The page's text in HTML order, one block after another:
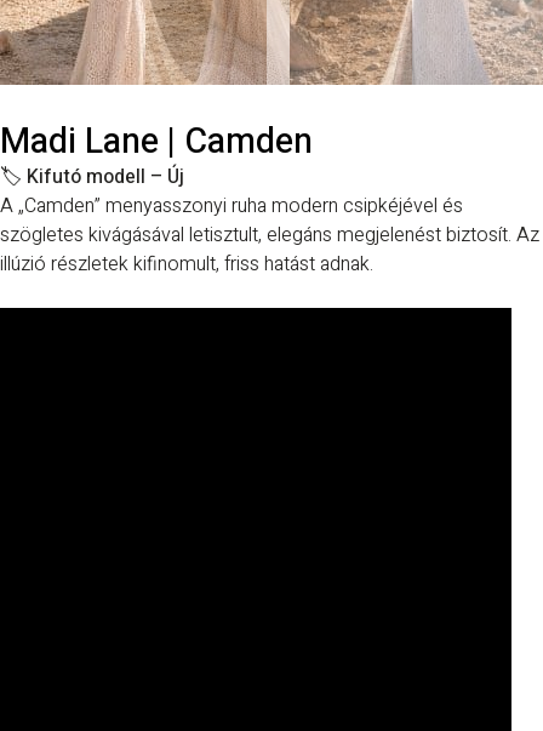
Madi Lane | Camden
🏷️ Kifutó modell – Új
A „Camden” menyasszonyi ruha modern csipkéjével és
szögletes kivágásával letisztult, elegáns megjelenést biztosít. Az
illúzió részletek kifinomult, friss hatást adnak.